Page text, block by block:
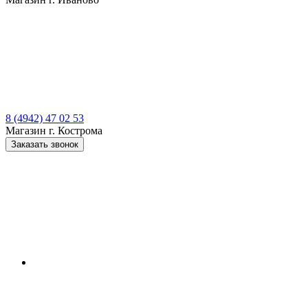
8 (4942) 47 02 53
Магазин г. Кострома
Заказать звонок